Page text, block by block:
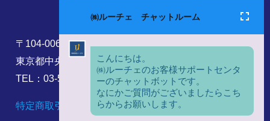
〒104-0061
東京都中央区銀座8丁目17番5号
TEL：03-5860-6173
特定商取引法に基づく表記